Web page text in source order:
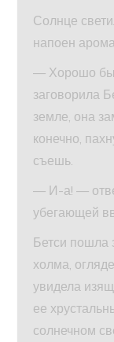
Солнце
напоен
— Хорошо бы
заговорила
земле, она
конечно,
съешь.
— И-а! —
убегающей
Бетси пошла
холма,
увидела
ее
солнечном